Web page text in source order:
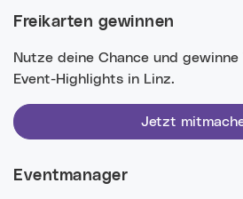
Freikarten gewinnen
Nutze deine Chance und
Event-Highlights in Linz.
Jetzt
Eventmanager